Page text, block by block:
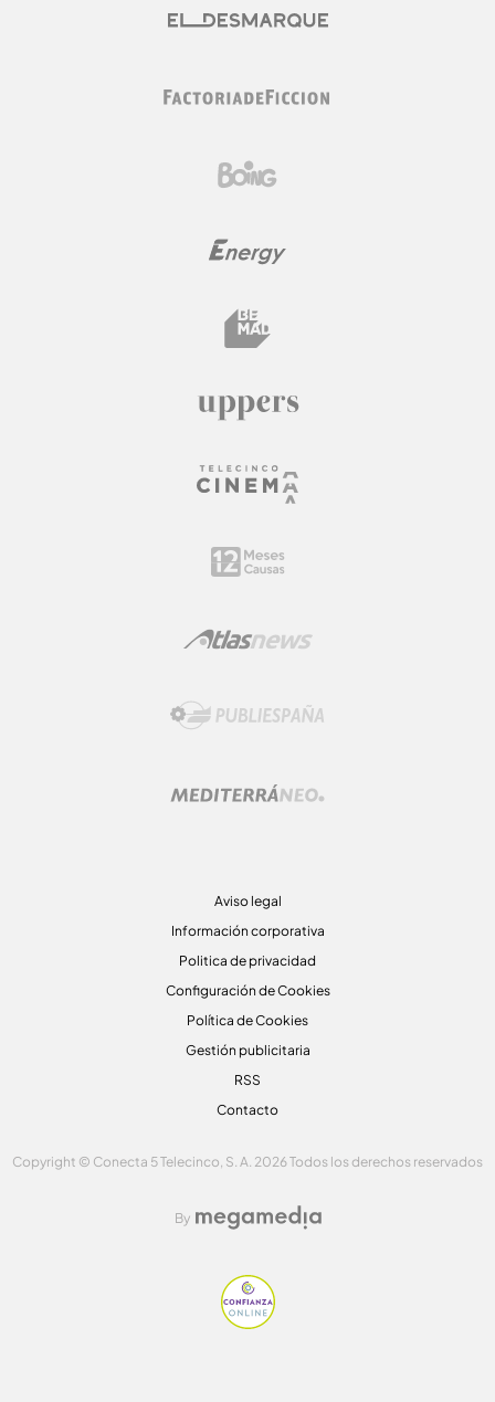
Aviso legal
Información corporativa
Politica de privacidad
Configuración de Cookies
Política de Cookies
Gestión publicitaria
RSS
Contacto
Copyright © Conecta 5 Telecinco, S. A. 2026 Todos los derechos reservados
By